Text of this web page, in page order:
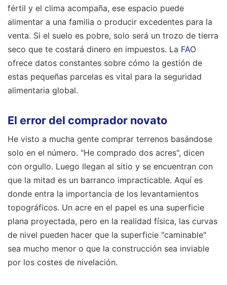
fértil y el clima acompaña, ese espacio puede
alimentar a una familia o producir excedentes para la
venta. Si el suelo es pobre, solo será un trozo de tierra
seco que te costará dinero en impuestos. La FAO
ofrece datos constantes sobre cómo la gestión de
estas pequeñas parcelas es vital para la seguridad
alimentaria global.
El error del comprador novato
He visto a mucha gente comprar terrenos basándose
solo en el número. "He comprado dos acres", dicen
con orgullo. Luego llegan al sitio y se encuentran con
que la mitad es un barranco impracticable. Aquí es
donde entra la importancia de los levantamientos
topográficos. Un acre en el papel es una superficie
plana proyectada, pero en la realidad física, las curvas
de nivel pueden hacer que la superficie "caminable"
sea mucho menor o que la construcción sea inviable
por los costes de nivelación.